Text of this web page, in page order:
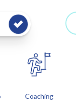
Coaching